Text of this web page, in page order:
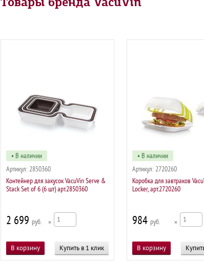
• В наличии
Артикул: 2850360
Контейнер для закусок VacuVin Serve &
Stack Set of 6 (6 шт) арт.2850360
2 699 р ×
Купить в 1 клик
• В наличии
Артикул: 2720260
Коробка для завтраков
Locker, арт.2720260
984 р ×